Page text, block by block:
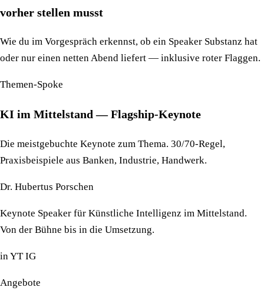
vorher stellen musst
Wie du im Vorgespräch erkennst, ob ein Speaker Substanz hat
oder nur einen netten Abend liefert — inklusive roter Flaggen.
Themen-Spoke
KI im Mittelstand — Flagship-Keynote
Die meistgebuchte Keynote zum Thema. 30/70-Regel,
Praxisbeispiele aus Banken, Industrie, Handwerk.
Dr. Hubertus Porschen
Keynote Speaker für Künstliche Intelligenz im Mittelstand.
Von der Bühne bis in die Umsetzung.
inYT IG
Angebote